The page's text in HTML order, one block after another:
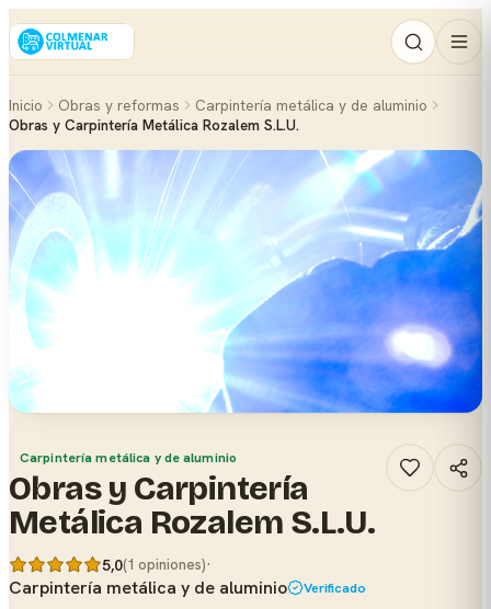
Inicio Obras y reformas
Carpintería metálica y de aluminio
Obras y Carpintería Metálica Rozalem S.L.U.
Carpintería metálica y de aluminio
Obras y Carpintería
Metálica Rozalem S.L.U.
5,0(1 opiniones)·
Carpintería metálica y de aluminio
Verificado